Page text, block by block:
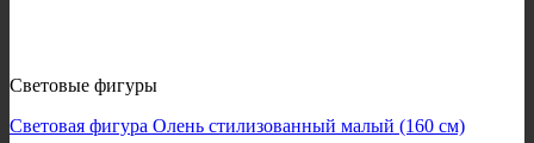
Световые фигуры
Световая фигура Олень стилизованный малый (160 см)